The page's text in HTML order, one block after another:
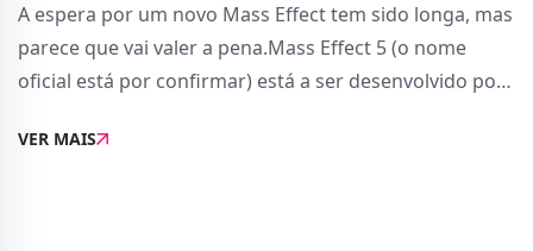
A espera por um novo Mass Effect tem sido longa, mas
parece que vai valer a pena.Mass Effect 5 (o nome
oficial está por confirmar) está a ser desenvolvido por
trilogia original. Quem confirmou esta i
VER MAIS